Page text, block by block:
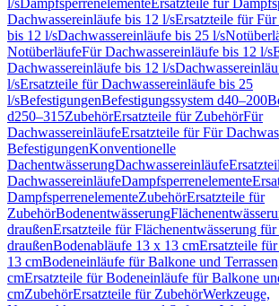
l/sDampfsperrenelementeErsatzteile für
Dachwassereinläufe bis 12 l/sErsatzteile für
bis 12 l/sDachwassereinläufe bis 25 l/s
NotüberläufeFür Dachwassereinläufe bis 12 l/s
Dachwassereinläufe bis 12 l/s
l/sErsatzteile für Dachwassereinläufe bis 25
l/sBefestigungenBefestigungssystem d40–200
d250–315ZubehörErsatzteile für ZubehörFür
DachwassereinläufeErsatzteile für Für
BefestigungenKonventionelle
DachentwässerungDachwassereinläufe
DachwassereinläufeDampfsperrenelemente
DampfsperrenelementeZubehörErsatzteile für
ZubehörBodenentwässerung
draußenErsatzteile für Flächenentwässerung
draußenBodenabläufe 13 x 13 cmErsatzteile
13 cmBodeneinläufe für Balkone und
cmErsatzteile für Bodeneinläufe für Balkone
cmZubehörErsatzteile für ZubehörWerkzeuge,